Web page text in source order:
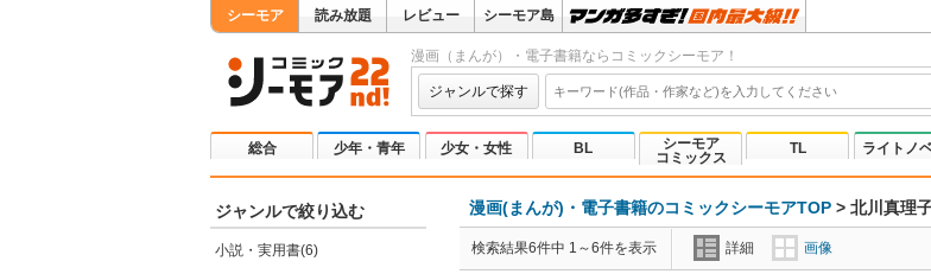
シーモア 読み放題 レビュー シーモア島
漫画（まんが）・電子書籍ならコミックシーモア！
ジャンルで探す
総合 少年・青年 少女・女性 BL
シーモア
コミックス
TL ライトノ
ジャンルで絞り込む
小説・実用書(6)
漫画(まんが)・電子書籍のコミックシーモアTOP > 北川真理
検索結果6件中 1～6件を表示 詳細 画像